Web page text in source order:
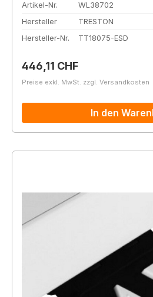
Artikel-Nr.
WL38702
Hersteller
TRESTON
Hersteller-Nr.
TT18075-ESD
Regulärer Preis:
446,11 CHF
Preise exkl. MwSt. zzgl. Versandkosten
In den